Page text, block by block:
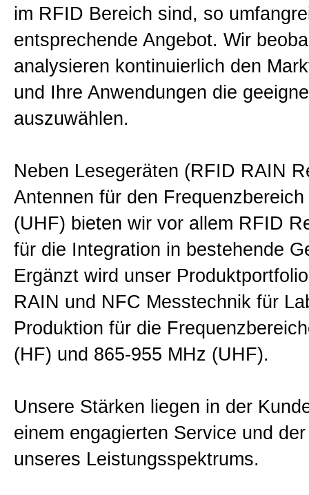
im RFID Bereich sind, so
entsprechende Angebot. Wir
analysieren kontinuierlich den
und Ihre Anwendungen die
auszuwählen.
Neben Lesegeräten (RFID RAIN
Antennen für den
(UHF) bieten wir vor allem RFID
für die Integration in bestehende
Ergänzt wird unser
RAIN und NFC Messtechnik für
Produktion für die
(HF) und 865-955 MHz (UHF).
Unsere Stärken liegen in der
einem engagierten Service und
unseres Leistungsspektrums.